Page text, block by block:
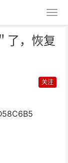
了，恢复
关注